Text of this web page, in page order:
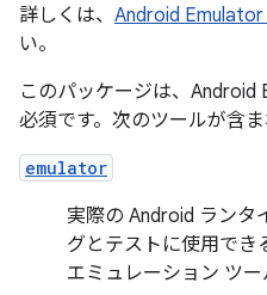
詳しくは、 Android
い。
このパッケージは、
必須です。次のツールが含ま
emulator
実際の Android ランタ
グとテストに使用でき
エミュレーション ツー